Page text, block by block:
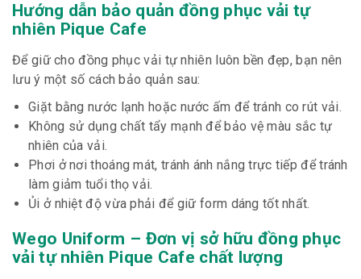
Hướng dẫn bảo quản đồng phục vải tự
nhiên Pique Cafe
Để giữ cho đồng phục vải tự nhiên luôn bền đẹp, bạn nên
lưu ý một số cách bảo quản sau:
Giặt bằng nước lạnh hoặc nước ấm để tránh co rút vải.
Không sử dụng chất tẩy mạnh để bảo vệ màu sắc tự
nhiên của vải.
Phơi ở nơi thoáng mát, tránh ánh nắng trực tiếp để tránh
làm giảm tuổi thọ vải.
Ủi ở nhiệt độ vừa phải để giữ form dáng tốt nhất.
Wego Uniform – Đơn vị sở hữu đồng phục
vải tự nhiên Pique Cafe chất lượng